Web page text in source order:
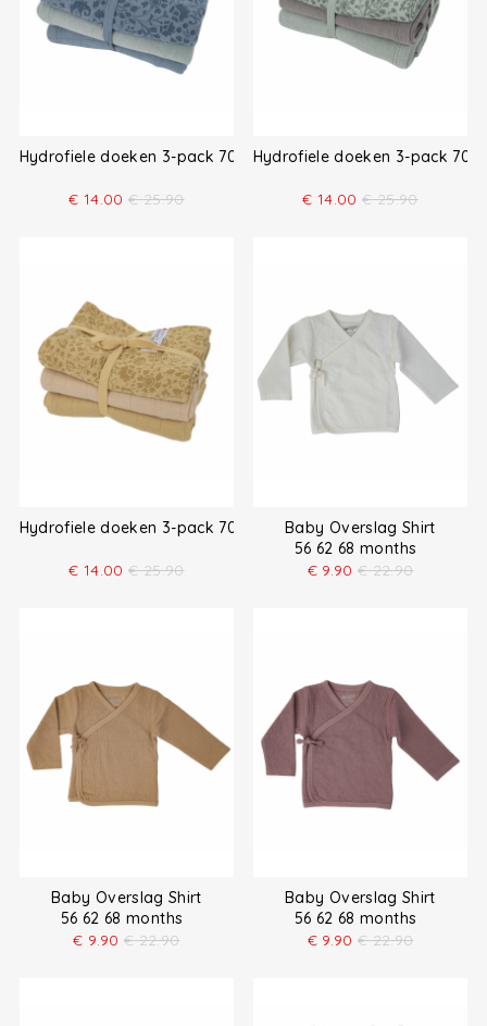
Hydrofiele doeken 3-pack 70x70
€ 14.00 € 25.90
Hydrofiele doeken 3-pack
€ 14.00 € 25.90
Hydrofiele doeken 3-pack 70x70
€ 14.00 € 25.90
Baby Overslag Shirt
56 62 68 months
€ 9.90 € 22.90
Baby Overslag Shirt
56 62 68 months
€ 9.90 € 22.90
Baby Overslag Shirt
56 62 68 months
€ 9.90 € 22.90